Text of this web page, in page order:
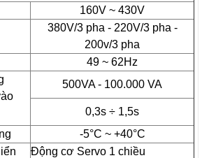
160V ~ 430V
380V/3 pha - 220V/3 pha -
200v/3 pha
49 ~ 62Hz
500VA - 100.000 VA
0,3s ÷ 1,5s
-5°C ~ +40°C
Động cơ Servo 1 chiều